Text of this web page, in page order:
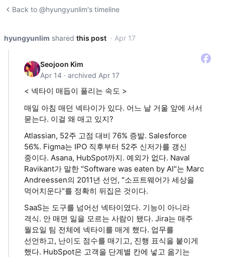
Back to @hyungyunlim's timeline
hyungyunlim shared this post · Apr 17
Seojoon Kim
Apr 14 · archived Apr 17
< 넥타이 매듭이 풀리는 속도 >
매일 아침 매던 넥타이가 있다. 어느 날 거울 앞에 서서
묻는다. 이걸 왜 매고 있지?
Atlassian, 52주 고점 대비 76% 증발. Salesforce
56%. Figma는 IPO 직후부터 52주 신저가를 갱신
중이다. Asana, HubSpot까지. 예외가 없다. Naval
Ravikant가 말한 "Software was eaten by AI"는 Marc
Andreessen의 2011년 선언, "소프트웨어가 세상을
먹어치운다"를 정확히 뒤집은 것이다.
SaaS는 도구를 넘어선 넥타이였다. 기능이 아니라
격식. 안 매면 일을 모르는 사람이 됐다. Jira는 매주
월요일 팀 전체에 넥타이를 매게 했다. 업무를
선언하고, 난이도 점수를 매기고, 진행 표식을 붙이게
했다. HubSpot은 고객을 단계별 칸에 넣고 옮기는